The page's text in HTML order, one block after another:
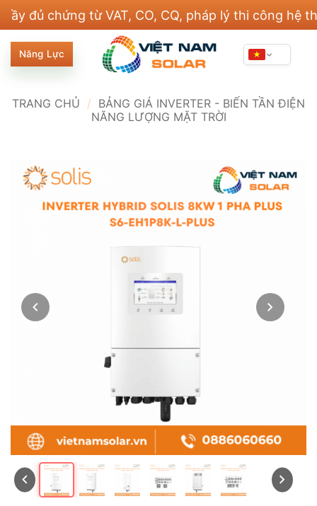
Bỏ
nội
dung
từ VAT, CO, CQ, pháp lý thi công hệ thống
Năng Lực
TRANG CHỦ / BẢNG GIÁ INVERTER - BIẾN TẦN ĐIỆN
NĂNG LƯỢNG MẶT TRỜI